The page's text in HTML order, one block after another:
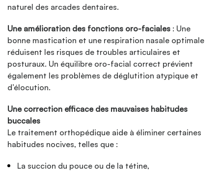
naturel des arcades dentaires.
Une amélioration des fonctions oro-faciales : Une
bonne mastication et une respiration nasale optimale
réduisent les risques de troubles articulaires et
posturaux. Un équilibre oro-facial correct prévient
également les problèmes de déglutition atypique et
d’élocution.
Une correction efficace des mauvaises habitudes
buccales
Le traitement orthopédique aide à éliminer certaines
habitudes nocives, telles que :
La succion du pouce ou de la tétine,